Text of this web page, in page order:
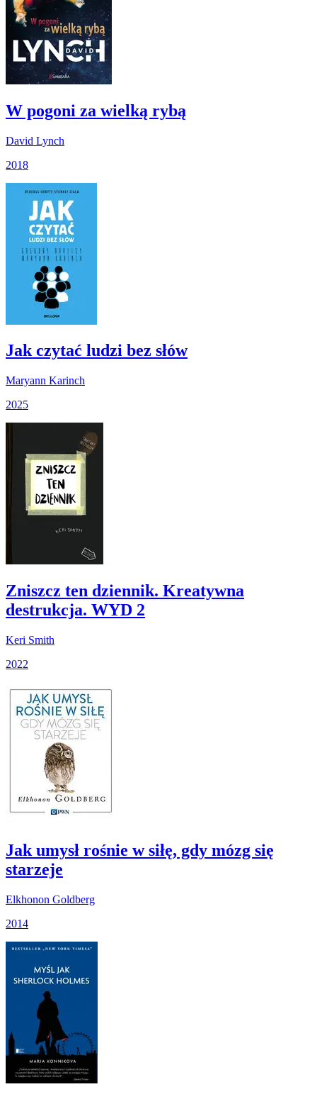
W pogoni za wielką rybą
David Lynch
2018
Jak czytać ludzi bez słów
Maryann Karinch
2025
Zniszcz ten dziennik. Kreatywna
destrukcja. WYD 2
Keri Smith
2022
Jak umysł rośnie w siłę, gdy mózg się
starzeje
Elkhonon Goldberg
2014